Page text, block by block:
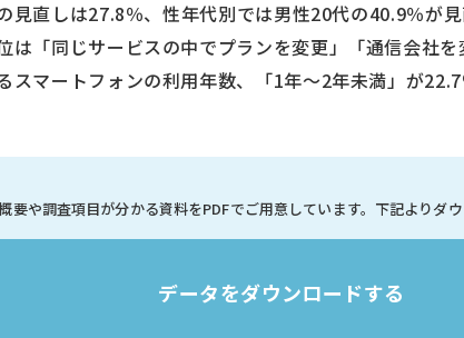
直しは27.8％、性年代別では男性20代の40.9％が
「同じサービスの中でプランを変更」「通信会社を
マートフォンの利用年数、「1年～2年未満」が
要や調査項目が分かる資料をPDFでご用意しています。 下記よりダ
データをダウンロードする